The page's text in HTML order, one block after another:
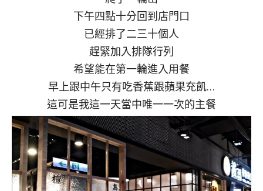
下午四點十分回到店門口
已經排了二三十個人
趕緊加入排隊行列
希望能在第一輪進入用餐
早上跟中午只有吃香蕉跟蘋果充飢…
這可是我這一天當中唯一一次的主餐